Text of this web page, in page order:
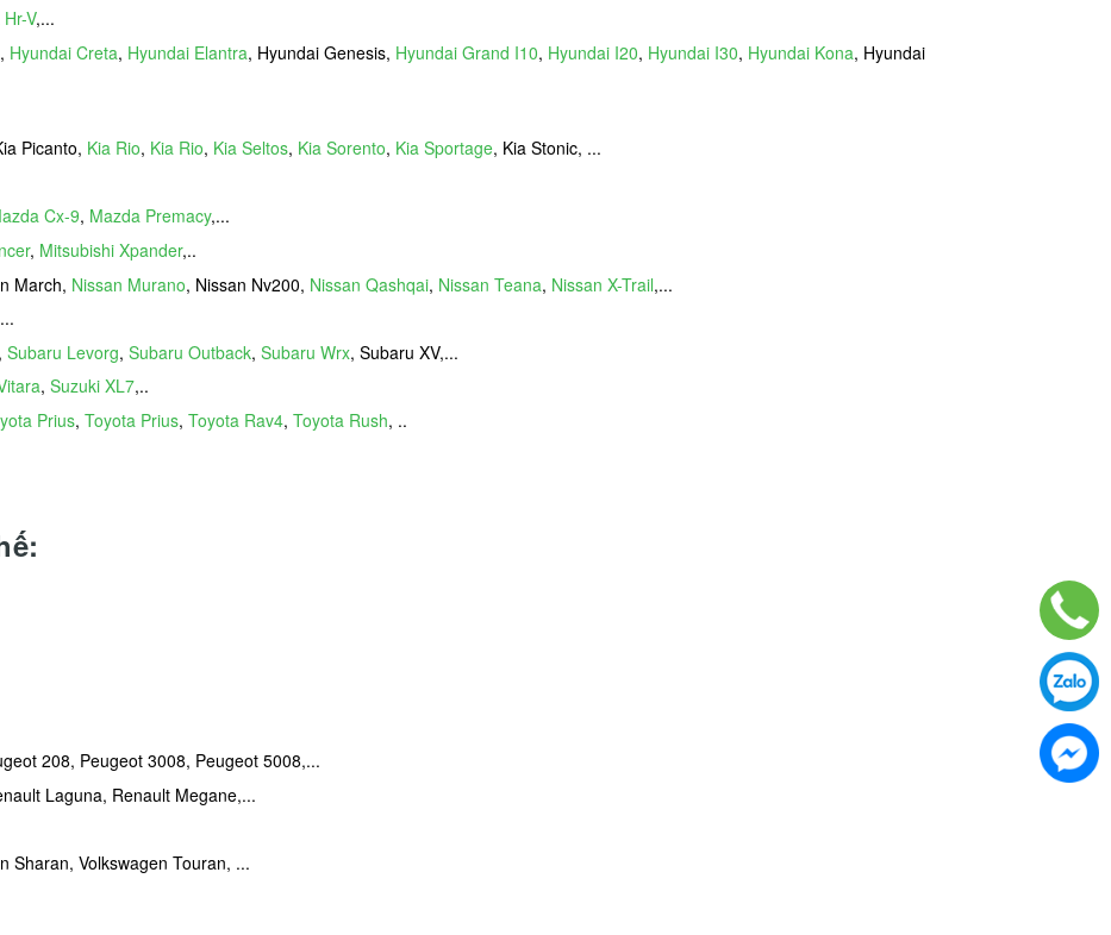
V,...
, Hyundai Creta, Hyundai Elantra, Hyundai Genesis, Hyundai Grand I10, Hyundai I20, Hyundai I30, Hyundai Kona, Hyundai
Picanto, Kia Rio, Kia Rio, Kia Seltos, Kia Sorento, Kia Sportage, Kia Stonic, ...
Cx-9, Mazda Premacy,...
, Mitsubishi Xpander,..
March, Nissan Murano, Nissan Nv200, Nissan Qashqai, Nissan Teana, Nissan X-Trail,...
, Subaru Levorg, Subaru Outback, Subaru Wrx, Subaru XV,...
, Suzuki XL7,..
Prius, Toyota Prius, Toyota Rav4, Toyota Rush, ..
208, Peugeot 3008, Peugeot 5008,...
Laguna, Renault Megane,...
Sharan, Volkswagen Touran, ...